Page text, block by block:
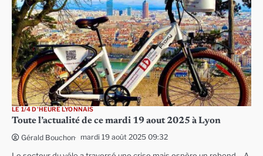
LE 1/4 D'HEURE LYONNAIS
Toute l’actualité de ce mardi 19 aout 2025 à Lyon
Gérald Bouchon mardi 19 août 2025 09:32